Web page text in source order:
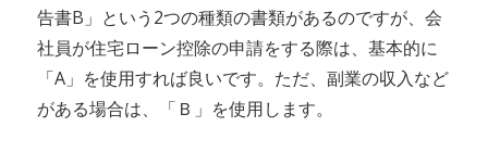
告書B」という2つの種類の書類があるのですが、会
社員が住宅ローン控除の申請をする際は、基本的に
「A」を使用すれば良いです。ただ、副業の収入など
がある場合は、「Ｂ」を使用します。